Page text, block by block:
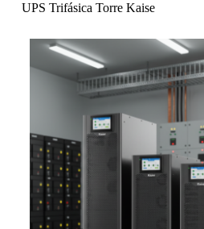
UPS Trifásica Torre Kaise